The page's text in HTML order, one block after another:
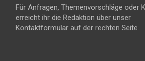
Für Anfragen, Themenvorschläge oder
erreicht ihr die Redaktion über unser
Kontaktformular auf der rechten Seite.